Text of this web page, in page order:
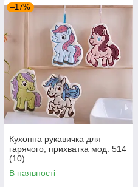
–17%
Кухонна рукавичка для
гарячого, прихватка мод. 514
(10)
В наявності